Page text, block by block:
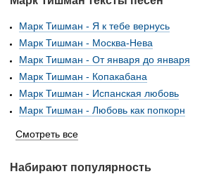
Марк Тишман - Я к тебе вернусь
Марк Тишман - Москва-Нева
Марк Тишман - От января до января
Марк Тишман - Копакабана
Марк Тишман - Испанская любовь
Марк Тишман - Любовь как попкорн
Смотреть все
Набирают популярность